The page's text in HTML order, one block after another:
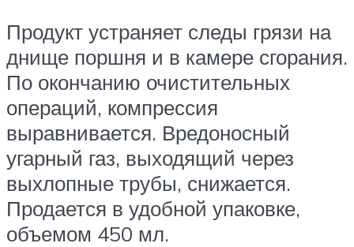
Продукт устраняет следы грязи на
днище поршня и в камере сгорания.
По окончанию очистительных
операций, компрессия
выравнивается. Вредоносный
угарный газ, выходящий через
выхлопные трубы, снижается.
Продается в удобной упаковке,
объемом 450 мл.